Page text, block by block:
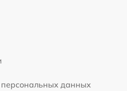
персональных данных